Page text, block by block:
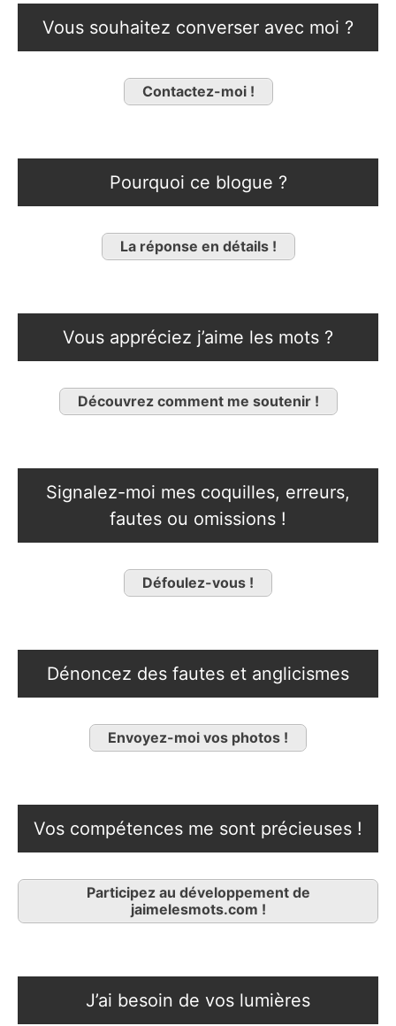
Vous souhaitez converser avec moi ?
Contactez-moi !
Pourquoi ce blogue ?
La réponse en détails !
Vous appréciez j’aime les mots ?
Découvrez comment me soutenir !
Signalez-moi mes coquilles, erreurs,
fautes ou omissions !
Défoulez-vous !
Dénoncez des fautes et anglicismes
Envoyez-moi vos photos !
Vos compétences me sont précieuses !
Participez au développement de
jaimelesmots.com !
J’ai besoin de vos lumières